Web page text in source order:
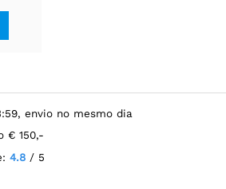
envio no mesmo dia
€ 150,-
4.8 / 5